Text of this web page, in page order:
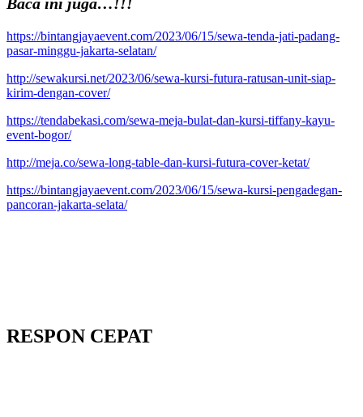
https://bintangjayaevent.com/2023/06/15/sewa-tenda-jati-padang-
pasar-minggu-jakarta-selatan/
http://sewakursi.net/2023/06/sewa-kursi-futura-ratusan-unit-siap-
kirim-dengan-cover/
https://tendabekasi.com/sewa-meja-bulat-dan-kursi-tiffany-kayu-
event-bogor/
http://meja.co/sewa-long-table-dan-kursi-futura-cover-ketat/
https://bintangjayaevent.com/2023/06/15/sewa-kursi-pengadegan-
pancoran-jakarta-selata/
RESPON CEPAT